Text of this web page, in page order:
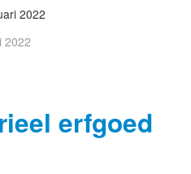
2022
2022
erfgoed